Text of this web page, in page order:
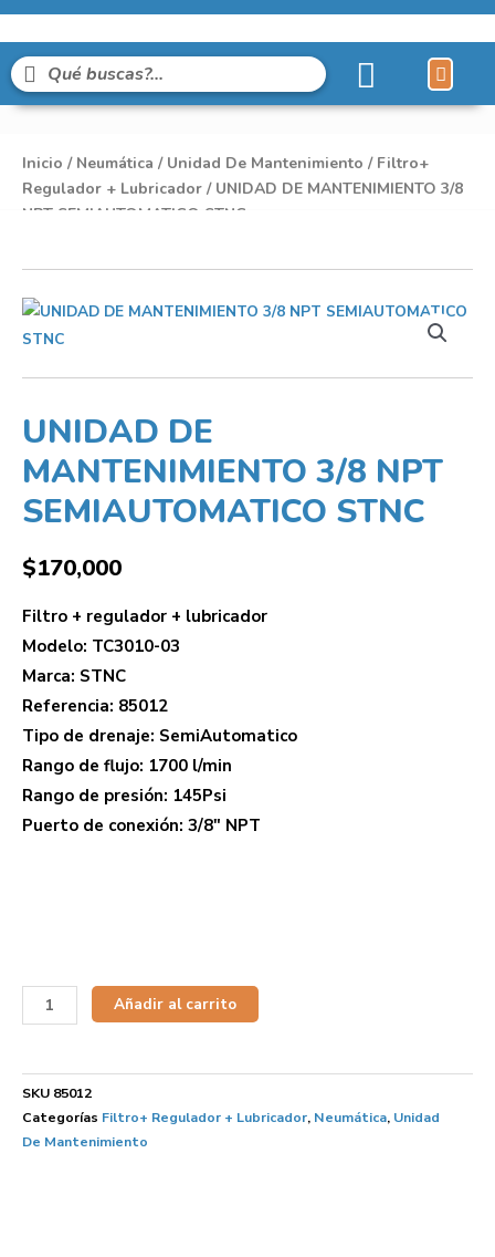
Inicio / Neumática / Unidad De Mantenimiento / Filtro+
Regulador + Lubricador / UNIDAD DE MANTENIMIENTO 3/8
NPT SEMIAUTOMATICO STNC
UNIDAD DE
MANTENIMIENTO 3/8 NPT
SEMIAUTOMATICO STNC
$170,000
Filtro + regulador + lubricador
Modelo: TC3010-03
Marca: STNC
Referencia: 85012
Tipo de drenaje: SemiAutomatico
Rango de flujo: 1700 l/min
Rango de presión: 145Psi
Puerto de conexión: 3/8″ NPT
Añadir al carrito
SKU 85012
Categorías Filtro+ Regulador + Lubricador, Neumática, Unidad
De Mantenimiento